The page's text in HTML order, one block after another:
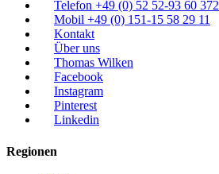
Telefon +49 (0) 52 52-93 60 372
Mobil +49 (0) 151-15 58 29 11
Kontakt
Über uns
Thomas Wilken
Facebook
Instagram
Pinterest
Linkedin
Regionen